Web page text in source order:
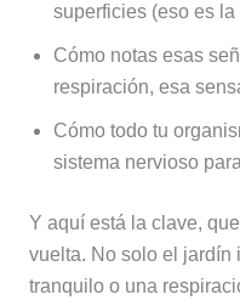
superficies (eso es
Cómo notas esas
respiración, esa
Cómo todo tu
sistema nervioso
Y aquí está la clave,
vuelta. No solo el jardín
tranquilo o una